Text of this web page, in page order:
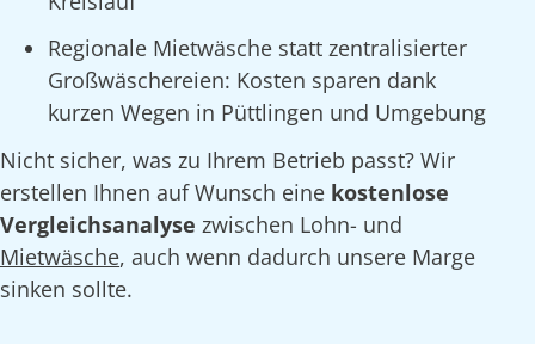
Regionale Mietwäsche statt zentralisierter
Großwäschereien: Kosten sparen dank
kurzen Wegen in Püttlingen und Umgebung
Nicht sicher, was zu Ihrem Betrieb passt? Wir
erstellen Ihnen auf Wunsch eine kostenlose
Vergleichsanalyse zwischen Lohn- und
Mietwäsche, auch wenn dadurch unsere Marge
sinken sollte.